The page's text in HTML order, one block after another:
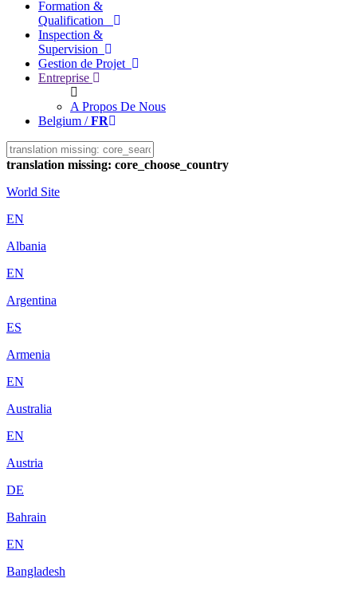
Formation &
Qualification
Inspection &
Supervision
Gestion de Projet
Entreprise
A Propos De Nous
Belgium /FR
translation missing: core_choose_country
World Site
EN
Albania
EN
Argentina
ES
Armenia
EN
Australia
EN
Austria
DE
Bahrain
EN
Bangladesh